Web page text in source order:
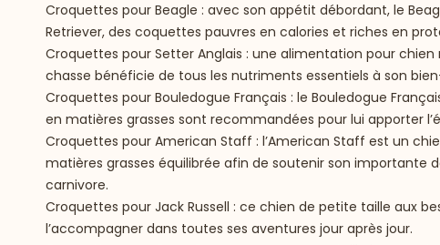
Croquettes pour Beagle : avec son appétit débordant, le
Retriever, des coquettes pauvres en calories et riches en
Croquettes pour Setter Anglais : une alimentation pour chien
chasse bénéficie de tous les nutriments essentiels à son
Croquettes pour Bouledogue Français : le Bouledogue
en matières grasses sont recommandées pour lui apporter
Croquettes pour American Staff : l’American Staff est un
matières grasses équilibrée afin de soutenir son importante
carnivore.
Croquettes pour Jack Russell : ce chien de petite taille aux
l’accompagner dans toutes ses aventures jour après jour.